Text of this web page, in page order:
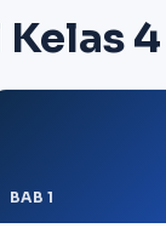
BAB 1